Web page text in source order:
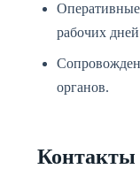
рабочих
органов.
Контакты